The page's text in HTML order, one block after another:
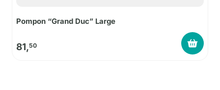
Pompon “Grand Duc” Large
81,50